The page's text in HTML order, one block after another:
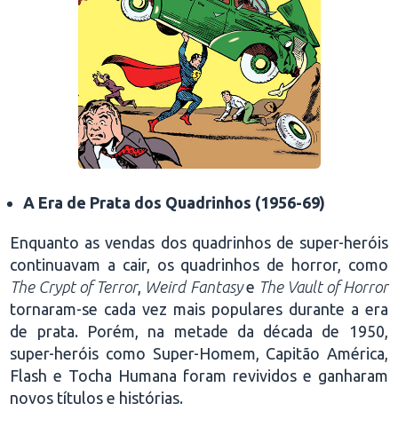
A Era de Prata dos Quadrinhos (1956-69)
Enquanto as vendas dos quadrinhos de super-heróis
continuavam a cair, os quadrinhos de horror, como
The Crypt of Terror, Weird Fantasye The Vault of Horror
tornaram-se cada vez mais populares durante a era
de prata. Porém, na metade da década de 1950,
super-heróis como Super-Homem, Capitão América,
Flash e Tocha Humana foram revividos e ganharam
novos títulos e histórias.